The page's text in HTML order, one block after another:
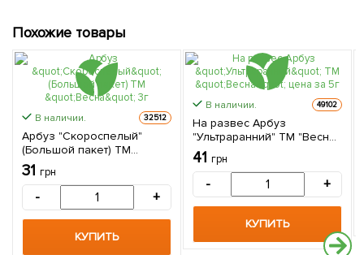
Похожие товары
В наличии. 32512
Арбуз "Скороспелый"
(Большой пакет) ТМ
"Весна" 3г
31 грн
- +
КУПИТЬ
В наличии. 49102
На развес Арбуз
"Ультраранний" ТМ "Весна"
цена за 5г
41 грн
- +
КУПИТЬ